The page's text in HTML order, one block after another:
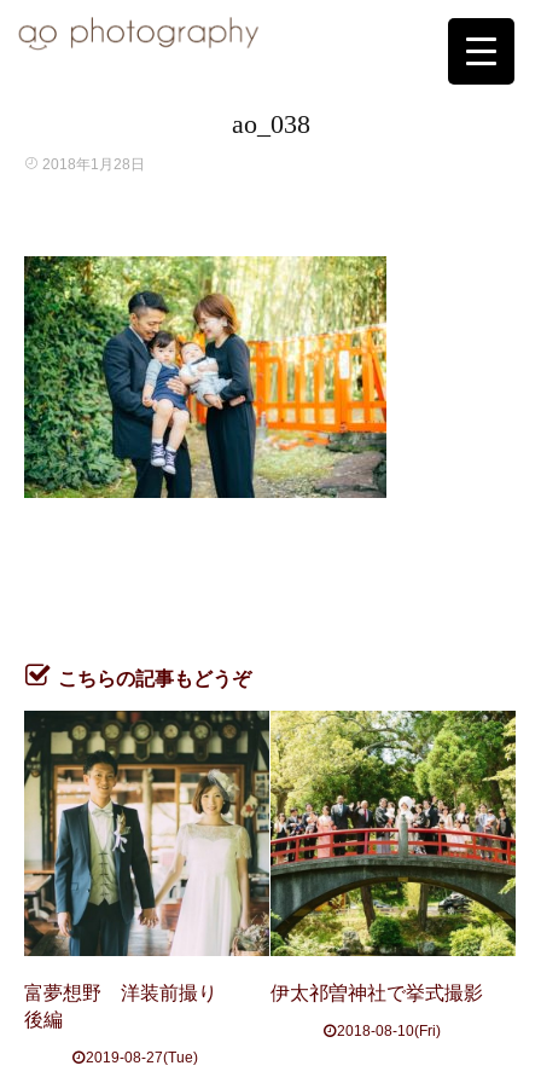
ao_038
2018年1月28日
こちらの記事もどうぞ
富夢想野 洋装前撮り
後編
2019-08-27(Tue)
伊太祁曽神社で挙式撮影
2018-08-10(Fri)